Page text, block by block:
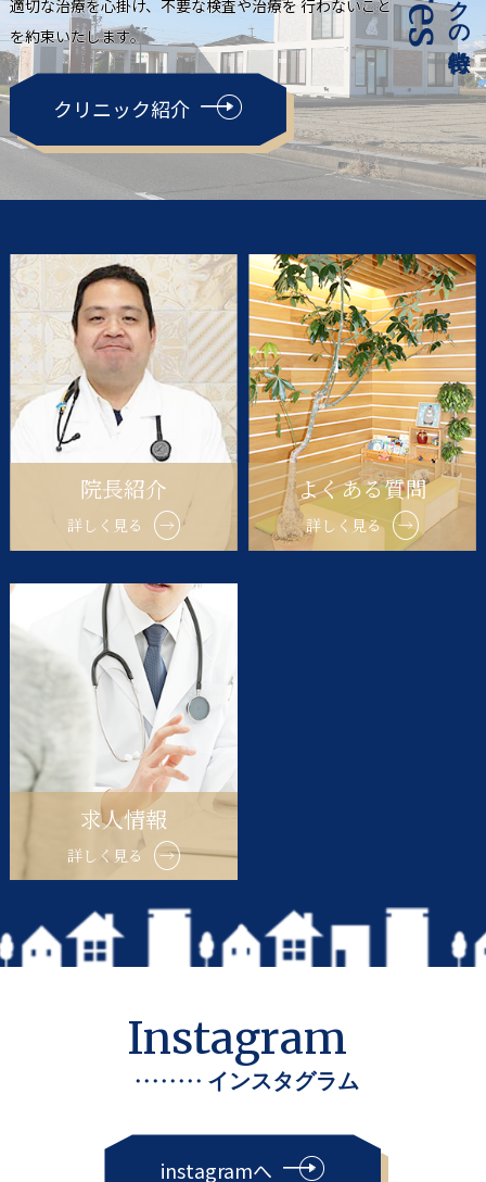
適切な治療を心掛け、不要な検査や治療を行わないこと
を約束いたします。
クリニック紹介
院長紹介
詳しく見る →
よくある質問
詳しく見る →
求人情報
詳しく見る →
Instagram
・・・・・・・・ インスタグラム
instagramへ